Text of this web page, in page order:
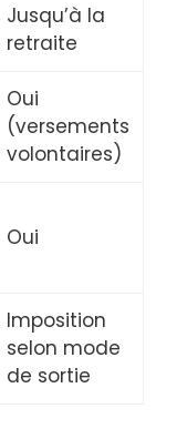
Jusqu’à la
retraite
Oui
(versements
volontaires)
Oui
Imposition
selon mode
de sortie